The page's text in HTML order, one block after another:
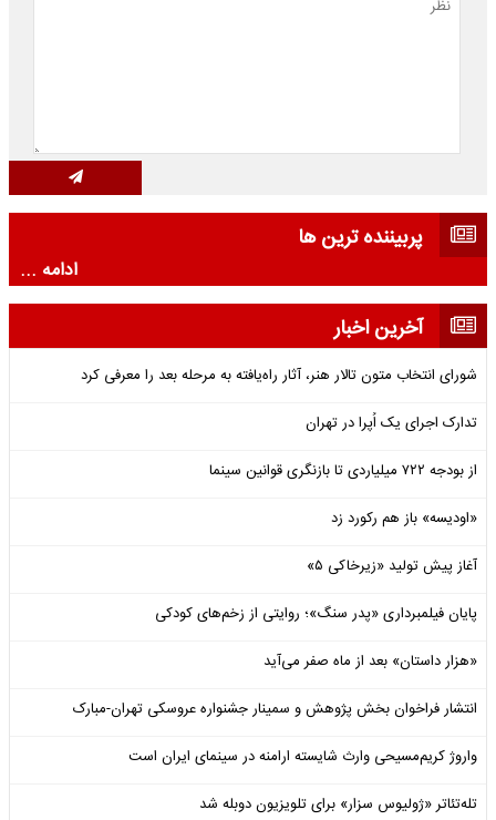
پربیننده ترین ها
ادامه ...
آخرین اخبار
شورای انتخاب متون تالار هنر، آثار راه‌یافته به مرحله بعد را معرفی کرد
تدارک اجرای یک اُپرا در تهران
از بودجه ۷۲۲ میلیاردی تا بازنگری قوانین سینما
«اودیسه» باز هم رکورد زد
آغاز پیش تولید «زیرخاکی ۵»
پایان فیلمبرداری «پدر سنگ»؛ روایتی از زخم‌های کودکی
«هزار داستان» بعد از ماه صفر می‌آید
انتشار فراخوان بخش پژوهش و سمینار جشنواره عروسکی تهران-مبارک
واروژ کریم‌مسیحی وارث شایسته ارامنه در سینمای ایران است
تله‌تئاتر «ژولیوس سزار» برای تلویزیون دوبله شد